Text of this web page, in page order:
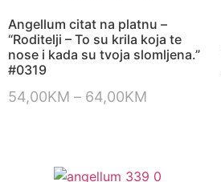
Angellum citat na platnu –
“Roditelji – To su krila koja te
nose i kada su tvoja slomljena.”
#0319
54,00KM – 64,00KM